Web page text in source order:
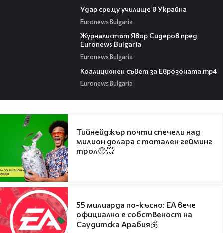
Удар срещу училище в Украйна
Euronews Bulgaria
Журналистът Явор Сидеров пред
Euronews Bulgaria
Euronews Bulgaria
Коалиционен съвет за Еврозоната.mp4
Euronews Bulgaria
Тийнейджър почти спечели над
милион долара с тотален гейминг
трол😯💥
55 милиарда по-късно: EA вече
официално е собственост на
Саудитска Арабия💰